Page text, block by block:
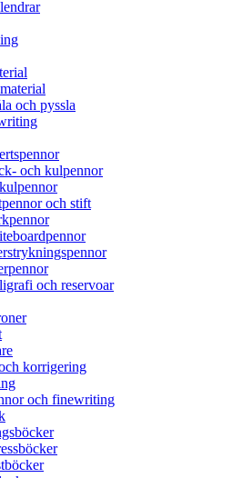
och pyssla
och kulpennor
och stift
och reservoar
korrigering
och finewriting